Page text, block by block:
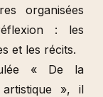
organisées
: les
et les récits.
« De la
», il